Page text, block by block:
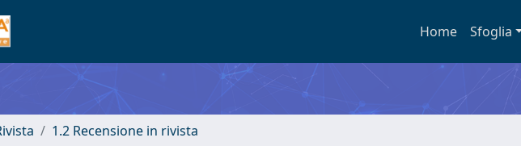
Home Sfoglia
1.2 Recensione in rivista